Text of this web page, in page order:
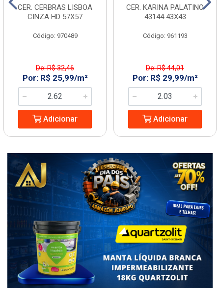
CER. CERBRAS LISBOA
CINZA HD 57X57
Código: 970489
De: R$ 32,46
Por: R$ 25,99/m²
Adicionar
CER. KARINA PALATINO
43144 43X43
Código: 961193
De: R$ 44,01
Por: R$ 29,99/m²
Adicionar